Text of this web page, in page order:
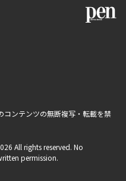
コンテンツの無断複写・転載を禁
All rights reserved. No
permission.